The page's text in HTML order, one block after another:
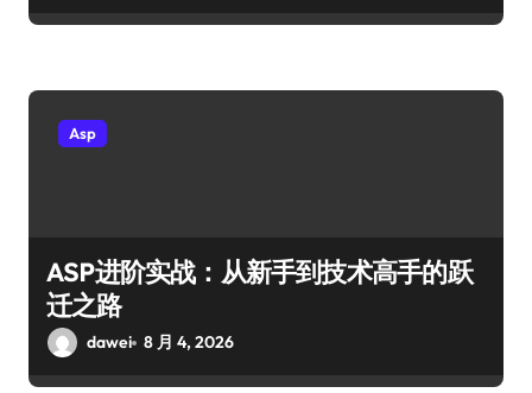
Asp
ASP进阶实战：从新手到技术高手的跃
迁之路
dawei 8 月 4, 2026